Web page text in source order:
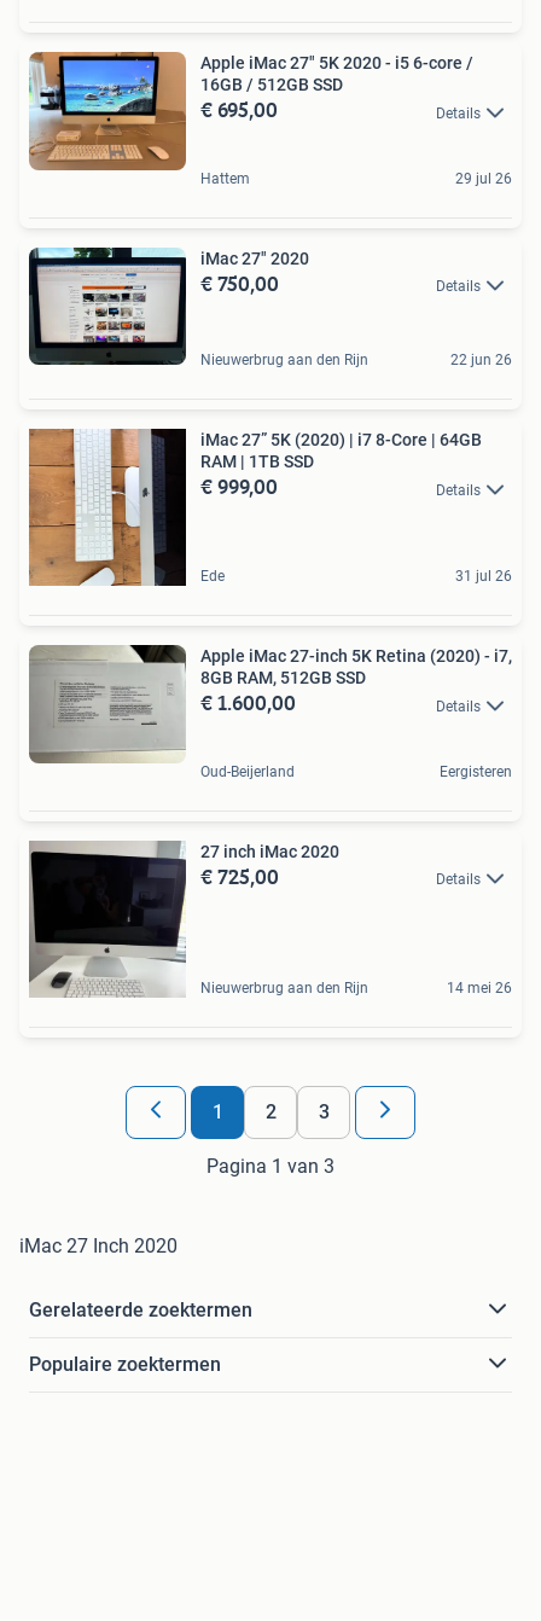
Apple iMac 27" 5K 2020 - i5 6-core /
16GB / 512GB SSD
€ 695,00 Details
Hattem 29 jul 26
iMac 27" 2020
€ 750,00 Details
Nieuwerbrug aan den Rijn 22 jun 26
iMac 27” 5K (2020) | i7 8-Core | 64GB
RAM | 1TB SSD
€ 999,00 Details
Ede 31 jul 26
Apple iMac 27-inch 5K Retina (2020) - i7,
8GB RAM, 512GB SSD
€ 1.600,00 Details
Oud-Beijerland Eergisteren
27 inch iMac 2020
€ 725,00 Details
Nieuwerbrug aan den Rijn 14 mei 26
1 2 3
Pagina 1 van 3
iMac 27 Inch 2020
Gerelateerde zoektermen
Populaire zoektermen